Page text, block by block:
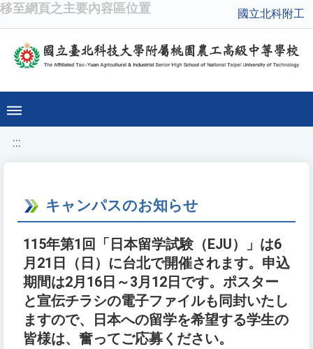
移至網頁之主要內容區位置 國立北科附工
:::
キャンパスのお知らせ
115年第1回「日本留学試験（EJU）」は6
月21日（日）に台北で開催されます。申込
期間は2月16日～3月12日です。ポスター
と宣伝チラシの電子ファイルも同封いたし
ますので、日本への留学を希望する学生の
皆様は、奮ってご応募ください。